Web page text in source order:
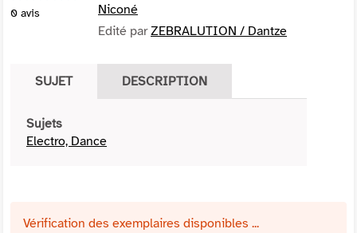
0 avis
Niconé
Edité parZEBRALUTION / Dantze
SUJET DESCRIPTION
Sujets
Electro, Dance
Vérification des exemplaires disponibles ...